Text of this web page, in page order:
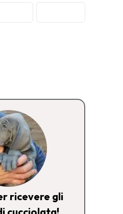
ricevere gli